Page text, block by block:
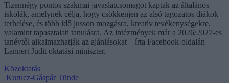
Tizennégy pontos szakmai javaslatcsomagot kaptak az általános
iskolák, amelynek célja, hogy csökkenjen az alsó tagozatos diákok
terhelése, és több idő jusson mozgásra, kreatív tevékenységekre,
valamint tapasztalati tanulásra. Az intézmények már a 2026/2027-es
tanévtől alkalmazhatják az ajánlásokat – írta Facebook-oldalán
Lannert Judit oktatási miniszter.
Közoktatás
Kurucz-Gáspár Tünde